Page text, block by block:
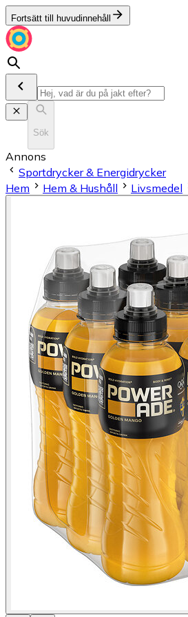
Fortsätt till huvudinnehåll
Sök
Annons
Sportdrycker & Energidrycker
Hem
Hem & Hushåll Livsmedel